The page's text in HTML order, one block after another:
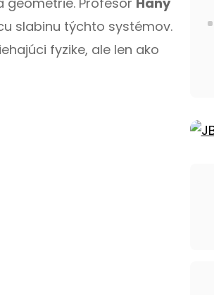
slabinu týchto systémov.
fyzike, ale len ako